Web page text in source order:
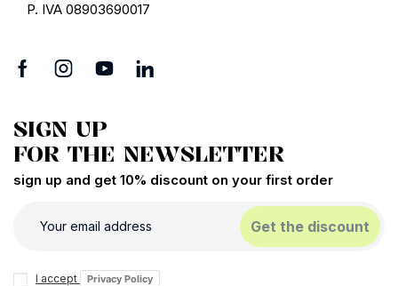
P. IVA 08903690017
SIGN UP
FOR THE NEWSLETTER
sign up and get 10% discount on your first order
Get the discount
I accept Privacy Policy